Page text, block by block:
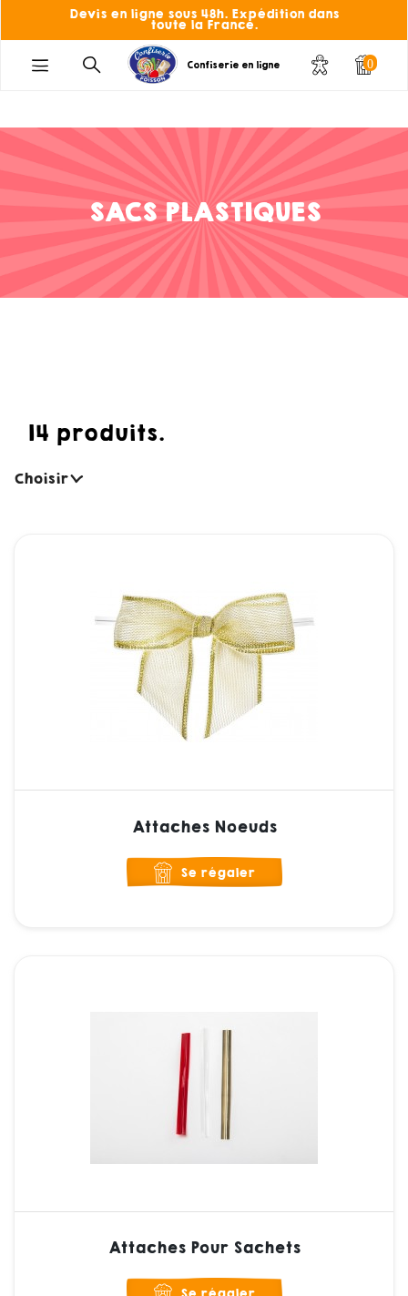
Devis en ligne sous 48h. Expédition dans
toute la France.
Confiserie en ligne 0
SACS PLASTIQUES
14 produits.
Choisir
Attaches Noeuds
Se régaler
Attaches Pour Sachets